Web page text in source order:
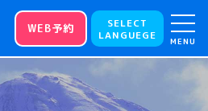
WEB予約
SELECT
LANGUEGE
MENU